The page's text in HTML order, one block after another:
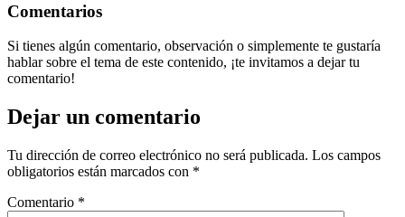
Comentarios
Si tienes algún comentario, observación o simplemente te gustaría
hablar sobre el tema de este contenido, ¡te invitamos a dejar tu
comentario!
Dejar un comentario
Tu dirección de correo electrónico no será publicada. Los campos
obligatorios están marcados con *
Comentario *